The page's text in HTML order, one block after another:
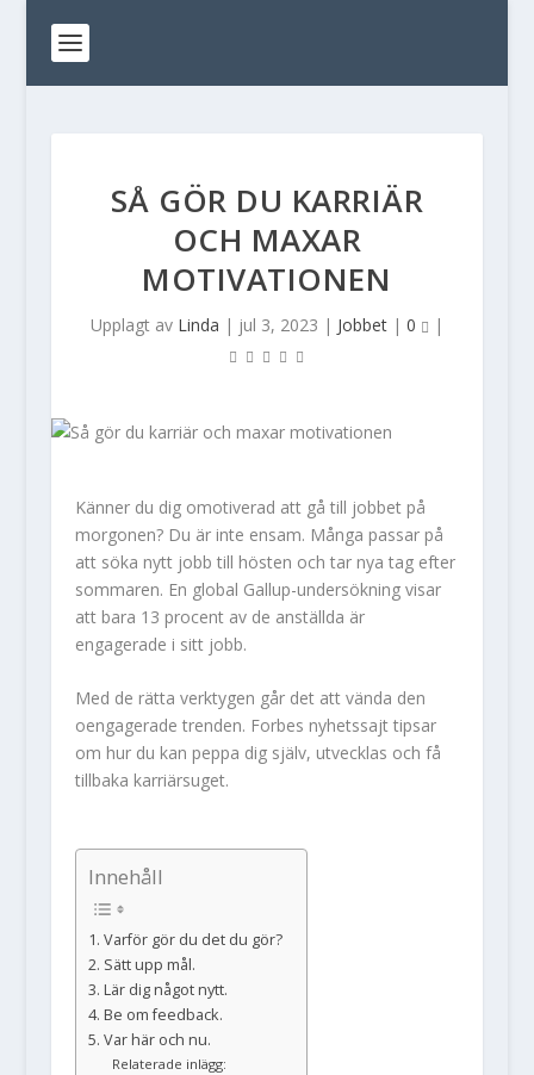
SÅ GÖR DU KARRIÄR
OCH MAXAR
MOTIVATIONEN
Upplagt av Linda | jul 3, 2023 | Jobbet| 0 |
Känner du dig omotiverad att gå till jobbet på
morgonen? Du är inte ensam. Många passar på
att söka nytt jobb till hösten och tar nya tag efter
sommaren. En global Gallup-undersökning visar
att bara 13 procent av de anställda är
engagerade i sitt jobb.
Med de rätta verktygen går det att vända den
oengagerade trenden. Forbes nyhetssajt tipsar
om hur du kan peppa dig själv, utvecklas och få
tillbaka karriärsuget.
Innehåll
1. Varför gör du det du gör?
2. Sätt upp mål.
3. Lär dig något nytt.
4. Be om feedback.
5. Var här och nu.
Relaterade inlägg: